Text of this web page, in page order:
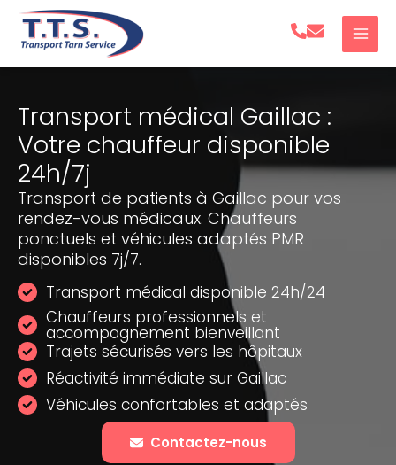
Aller
Transport médical Gaillac :
Votre chauffeur disponible
24h/7j
Transport de patients à Gaillac pour vos
rendez-vous médicaux. Chauffeurs
ponctuels et véhicules adaptés PMR
disponibles 7j/7.
Transport médical disponible 24h/24
Chauffeurs professionnels et
accompagnement bienveillant
Trajets sécurisés vers les hôpitaux
Réactivité immédiate sur Gaillac
Véhicules confortables et adaptés
Contactez-nous